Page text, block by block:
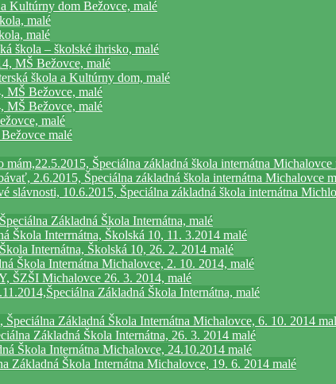
Kultúrny dom Bežovce, malé
malé
malé
škola – školské ihrisko, malé
MŠ Bežovce, malé
škola a Kultúrny dom, malé
MŠ Bežovce, malé
MŠ Bežovce, malé
malé
malé
Špeciálna základná škola internátna Michalovce
2.6.2015, Špeciálna základná škola internátna Michalovce
slávnosti, 10.6.2015, Špeciálna základná škola internátna
Základná Škola Internátna, malé
Škola Interrnátna, Školská 10, 11. 3.2014 malé
Internátna, Školská 10, 26. 2. 2014 malé
Škola Internátna Michalovce, 2. 10. 2014, malé
ŠZŠI Michalovce 26. 3. 2014, malé
Základná Škola Internátna, malé
Základná Škola Internátna Michalovce, 6. 10. 2014
Základná Škola Internátna, 26. 3. 2014 malé
Škola Internátna Michalovce, 24.10.2014 malé
Základná Škola Internátna Michalovce, 19. 6. 2014 malé